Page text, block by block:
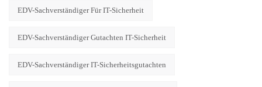
EDV-Sachverständiger Für IT-Sicherheit
EDV-Sachverständiger Gutachten IT-Sicherheit
EDV-Sachverständiger IT-Sicherheitsgutachten